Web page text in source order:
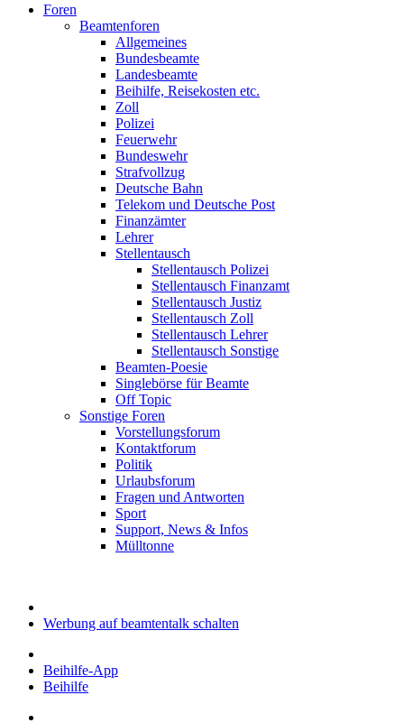
Foren
Beamtenforen
Allgemeines
Bundesbeamte
Landesbeamte
Beihilfe, Reisekosten etc.
Zoll
Polizei
Feuerwehr
Bundeswehr
Strafvollzug
Deutsche Bahn
Telekom und Deutsche Post
Finanzämter
Lehrer
Stellentausch
Stellentausch Polizei
Stellentausch Finanzamt
Stellentausch Justiz
Stellentausch Zoll
Stellentausch Lehrer
Stellentausch Sonstige
Beamten-Poesie
Singlebörse für Beamte
Off Topic
Sonstige Foren
Vorstellungsforum
Kontaktforum
Politik
Urlaubsforum
Fragen und Antworten
Sport
Support, News & Infos
Mülltonne
Werbung auf beamtentalk schalten
Beihilfe-App
Beihilfe